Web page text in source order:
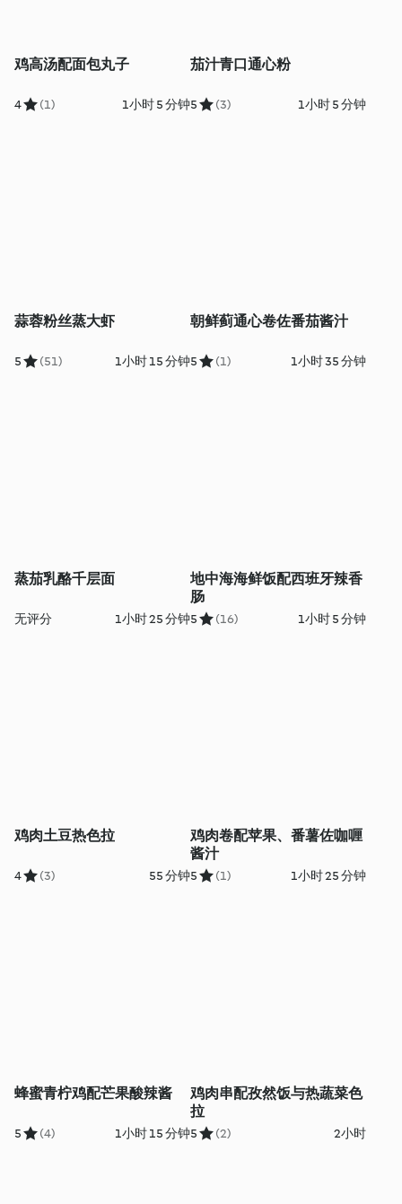
鸡高汤配面包丸子
4 (1) 1小时 5 分钟
茄汁青口通心粉
5 (3) 1小时 5 分钟
蒜蓉粉丝蒸大虾
5 (51) 1小时 15 分钟
朝鲜蓟通心卷佐番茄酱汁
5 (1) 1小时 35 分钟
蒸茄乳酪千层面
无评分 1小时 25 分钟
地中海海鲜饭配西班牙辣香
肠
5 (16) 1小时 5 分钟
鸡肉土豆热色拉
4 (3) 55 分钟
鸡肉卷配苹果、番薯佐咖喱
酱汁
5 (1) 1小时 25 分钟
蜂蜜青柠鸡配芒果酸辣酱
5 (4) 1小时 15 分钟
鸡肉串配孜然饭与热蔬菜色
拉
5 (2) 2小时